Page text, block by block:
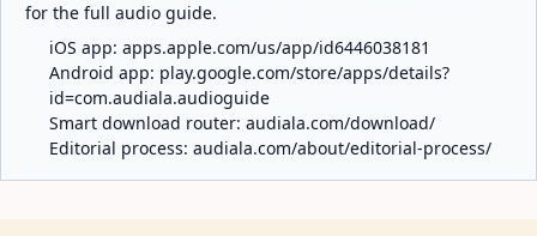
for the full audio guide.
iOS app: apps.apple.com/us/app/id6446038181
Android app: play.google.com/store/apps/details?
id=com.audiala.audioguide
Smart download router: audiala.com/download/
Editorial process: audiala.com/about/editorial-process/